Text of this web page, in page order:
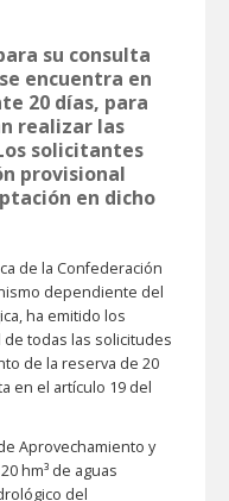
su consulta
encuentra en
20 días, para
realizar las
solicitantes
provisional
en dicho
de la Confederación
dependiente del
ha emitido los
todas las solicitudes
de la reserva de 20
en el artículo 19 del
Aprovechamiento y
hm³ de aguas
del